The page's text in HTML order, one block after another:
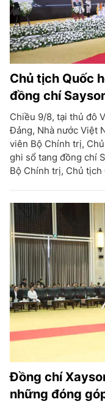
Chủ tịch Quốc
đồng chí
Chiều 9/8, tại thủ đô
Đảng, Nhà nước Việt
viên Bộ Chính trị,
ghi sổ tang đồng chí
Bộ Chính trị, Chủ tịch
Đồng chí
những đóng